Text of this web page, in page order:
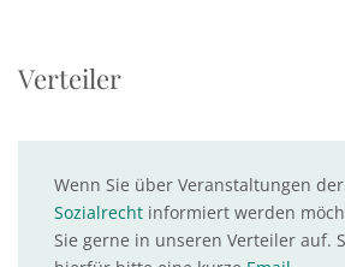
Verteiler
Wenn Sie über Veranstaltungen der
Sozialrecht informiert werden
Sie gerne in unseren Verteiler auf.